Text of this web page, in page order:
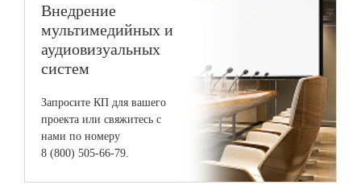
Внедрение
мультимедийных и
аудиовизуальных
систем
Запросите КП для вашего
проекта или свяжитесь с
нами по номеру
8 (800) 505-66-79.